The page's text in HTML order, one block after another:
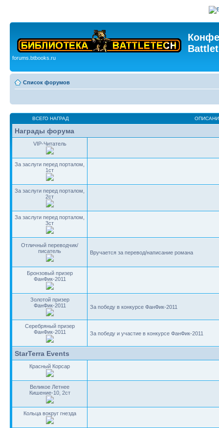
forums.btbooks.ru
Список форумов
ВСЕГО НАГРАД
Награды форума
VIP-Читатель
За заслуги перед порталом,
1ст
За заслуги перед порталом,
2ст
За заслуги перед порталом,
3ст
Отличный переводчик/
писатель
Вручается за перевод/написание романа
Бронзовый призер
ФанФик-2011
Золотой призер
ФанФик-2011
За победу в конкурсе ФанФик-2011
Серебряный призер
ФанФик-2011
За победу и участие в конкурсе ФанФик-2011
StarTerra Events
Красный Корсар
Великое Летнее
Кишение-10, 2ст
Кольца вокруг гнезда